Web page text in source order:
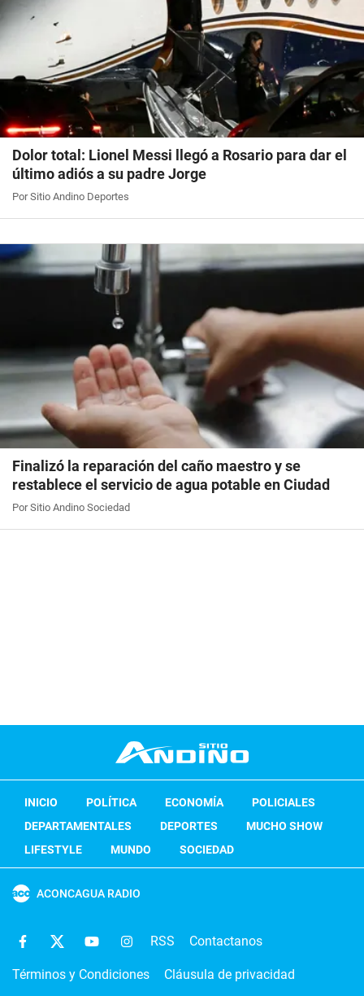
Dolor total: Lionel Messi llegó a Rosario para dar el
último adiós a su padre Jorge
Por Sitio Andino Deportes
Finalizó la reparación del caño maestro y se
restablece el servicio de agua potable en Ciudad
Por Sitio Andino Sociedad
INICIO POLÍTICA ECONOMÍA
POLICIALES
DEPARTAMENTALES
DEPORTES
MUCHO SHOW
LIFESTYLE
MUNDO SOCIEDAD
ACONCAGUA RADIO
RSS Contactanos
Términos y Condiciones Cláusula de privacidad